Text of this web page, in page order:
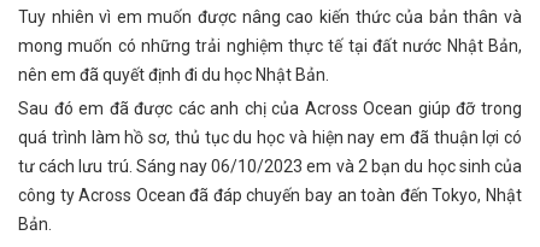
Tuy nhiên vì em muốn được nâng cao kiến thức của bản thân và
mong muốn có những trải nghiệm thực tế tại đất nước Nhật Bản,
nên em đã quyết định đi du học Nhật Bản.
Sau đó em đã được các anh chị của Across Ocean giúp đỡ trong
quá trình làm hồ sơ, thủ tục du học và hiện nay em đã thuận lợi có
tư cách lưu trú. Sáng nay 06/10/2023 em và 2 bạn du học sinh của
công ty Across Ocean đã đáp chuyến bay an toàn đến Tokyo, Nhật
Bản.